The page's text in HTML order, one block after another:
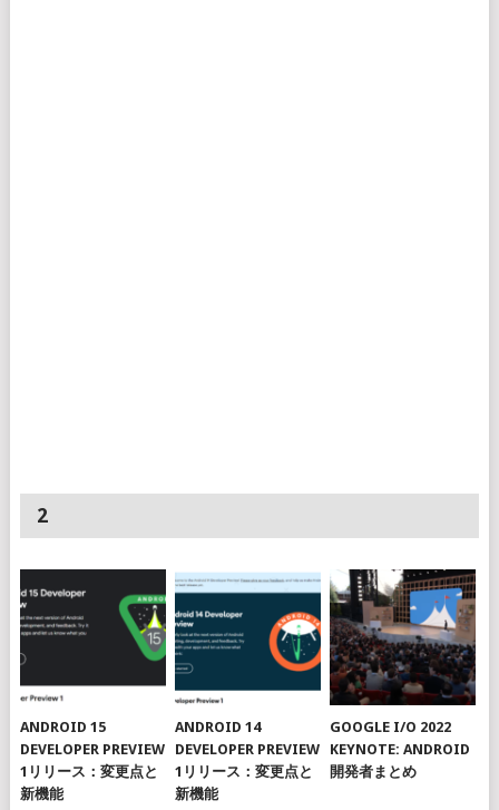
2
ANDROID 15
DEVELOPER PREVIEW
1リリース：変更点と
新機能
ANDROID 14
DEVELOPER PREVIEW
1リリース：変更点と
新機能
GOOGLE I/O 2022
KEYNOTE: ANDROID
開発者まとめ